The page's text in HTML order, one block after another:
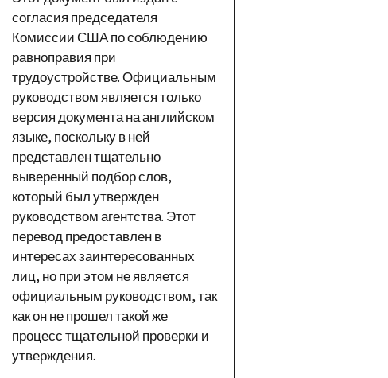
согласия председателя
Комиссии США по соблюдению
равноправия при
трудоустройстве. Официальным
руководством является только
версия документа на английском
языке, поскольку в ней
представлен тщательно
выверенный подбор слов,
который был утвержден
руководством агентства. Этот
перевод предоставлен в
интересах заинтересованных
лиц, но при этом не является
официальным руководством, так
как он не прошел такой же
процесс тщательной проверки и
утверждения.